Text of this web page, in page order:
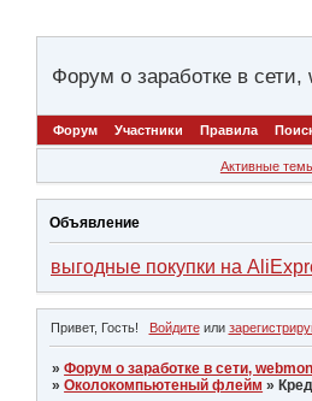
Форум о заработке в сети,
Форум Участники Правила
Активные
Объявление
выгодные покупки на
Привет, Гость! Войдитеили
»Форум о заработке в сети,
»Околокомпьютеный флейм »